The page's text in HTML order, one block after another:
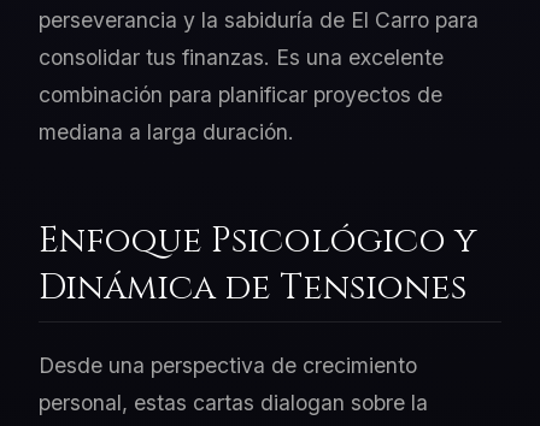
perseverancia y la sabiduría de El Carro para
consolidar tus finanzas. Es una excelente
combinación para planificar proyectos de
mediana a larga duración.
Enfoque Psicológico y
Dinámica de Tensiones
Desde una perspectiva de crecimiento
personal, estas cartas dialogan sobre la